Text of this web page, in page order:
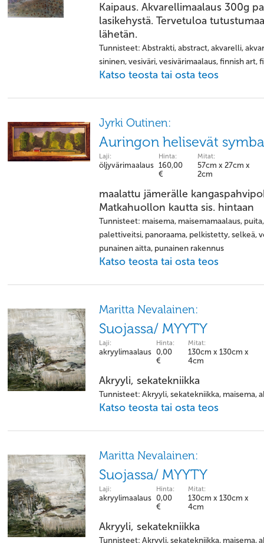
Kaipaus. Akvarellimaalaus 300g
lasikehystä. Tervetuloa
lähetän.
Tunnisteet: Abstrakti, abstract, akvarelli,
sininen, vesiväri, vesivärimaalaus, finnish art,
Katso teosta tai osta teos
Jyrki Outinen:
Auringon helisevät
Laji:
öljyvärimaalaus
Hinta:
160,00
€
Mitat:
57cm x 27cm x
2cm
maalattu jämerälle
Matkahuollon kautta sis. hintaan
Tunnisteet: maisema, maisemamaalaus,
palettiveitsi, panoraama, pelkistetty, selkeä,
punainen aitta, punainen rakennus
Katso teosta tai osta teos
Maritta Nevalainen:
Suojassa/ MYYTY
Laji:
akryylimaalaus
Hinta:
0,00
€
Mitat:
130cm x 130cm x
4cm
Akryyli, sekatekniikka
Tunnisteet: Akryyli, sekatekniikka, maisema,
Katso teosta tai osta teos
Maritta Nevalainen:
Suojassa/ MYYTY
Laji:
akryylimaalaus
Hinta:
0,00
€
Mitat:
130cm x 130cm x
4cm
Akryyli, sekatekniikka
Tunnisteet: Akryyli, sekatekniikka, maisema,